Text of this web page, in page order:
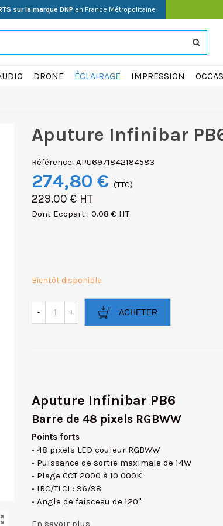
sur la marque DNP en France Métropolitaine
DRONE ÉCLAIRAGE IMPRESSION
Aputure Infinibar
Référence: APU6971842184583
274,80 € (TTC)
229.00 € HT
Dont Ecopart : 0.08 € HT
Bientôt disponible
- + ACHETER
Aputure Infinibar PB6
Barre de 48 pixels RGBWW
Points forts
• 48 pixels LED couleur RGBWW
• Puissance de sortie maximale de 14W
• Plage CCT 2000 à 10 000K
• IRC/TLCI : 96/98
• Angle de faisceau de 120°
En savoir plus